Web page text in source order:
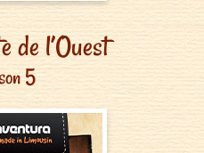
de l’Ouest
5